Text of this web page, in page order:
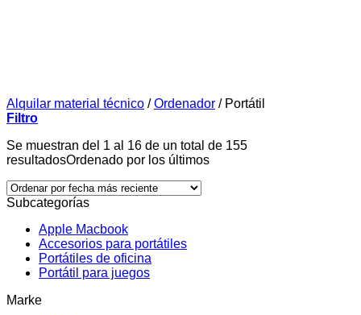
Alquilar material técnico / Ordenador /Portátil
Filtro
Se muestran del 1 al 16 de un total de 155
resultadosOrdenado por los últimos
Subcategorías
Apple Macbook
Accesorios para portátiles
Portátiles de oficina
Portátil para juegos
Marke